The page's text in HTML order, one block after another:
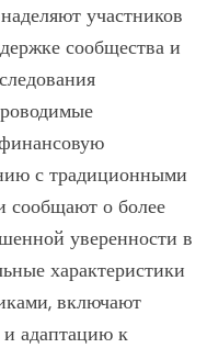
участников
сообщества и
с традиционными
сообщают о более
уверенности в
характеристики
включают
и адаптацию к